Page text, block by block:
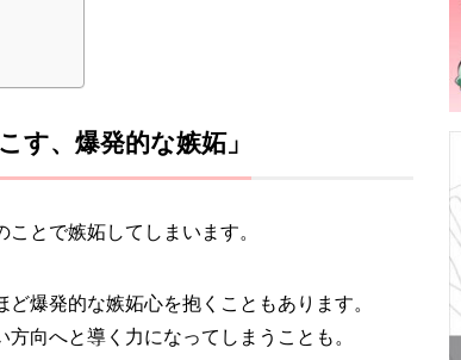
、爆発的な嫉妬」
とで嫉妬してしまいます。
爆発的な嫉妬心を抱くこともあります。
向へと導く力になってしまうことも。